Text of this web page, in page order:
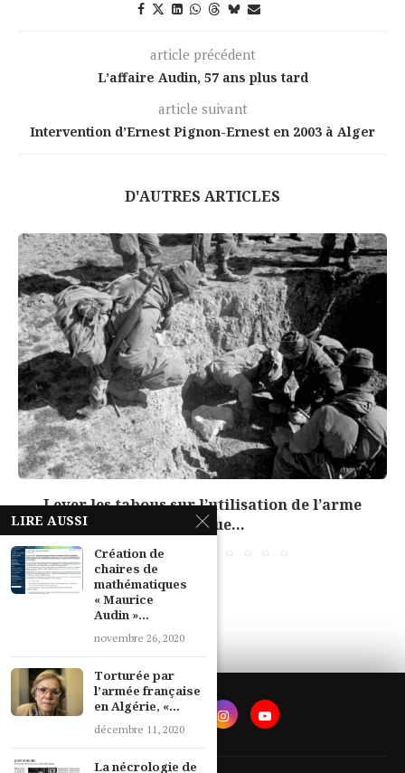
article précédent
L’affaire Audin, 57 ans plus tard
article suivant
Intervention d’Ernest Pignon-Ernest en 2003 à Alger
D'AUTRES ARTICLES
Lever les tabous sur l’utilisation de l’arme
chimique...
LIRE AUSSI
Création de
chaires de
mathématiques
« Maurice
Audin »...
novembre 26, 2020
Torturée par
l’armée française
en Algérie, «...
décembre 11, 2020
La nécrologie de